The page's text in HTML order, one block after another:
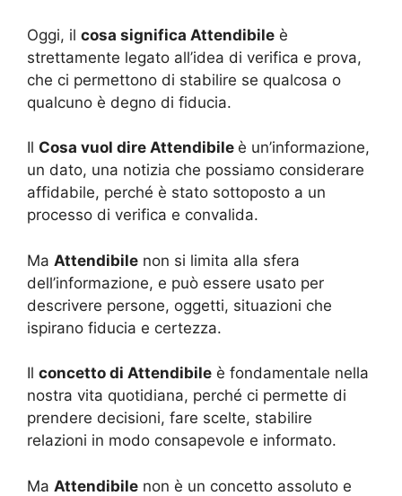
Oggi, il cosa significa Attendibile è
strettamente legato all’idea di verifica e prova,
che ci permettono di stabilire se qualcosa o
qualcuno è degno di fiducia.
Il Cosa vuol dire Attendibile è un’informazione,
un dato, una notizia che possiamo considerare
affidabile, perché è stato sottoposto a un
processo di verifica e convalida.
Ma Attendibile non si limita alla sfera
dell’informazione, e può essere usato per
descrivere persone, oggetti, situazioni che
ispirano fiducia e certezza.
Il concetto di Attendibile è fondamentale nella
nostra vita quotidiana, perché ci permette di
prendere decisioni, fare scelte, stabilire
relazioni in modo consapevole e informato.
Ma Attendibile non è un concetto assoluto e